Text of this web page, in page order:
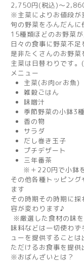
2,750円(税込)～
※主菜によりお値段が
旬の野菜をふんだんに
15種類ほどのお野菜が
日々の食事に野菜不足
是非たくさんのお野菜
主菜は日替わりです
メニュー
主菜(お肉orお魚)
雑穀ごはん
味噌汁
季節野菜の小鉢3種
香の物
サラダ
だし巻き玉子
プチデザート
三年番茶
※＋220円で小鉢を
その他各種トッピン
ます
その時期その時期に
容が変わります♪
※厳選した食材の味
味料などは一切使わ
ューを提供すること
ただけるお食事を提供
※おばんざいとは？